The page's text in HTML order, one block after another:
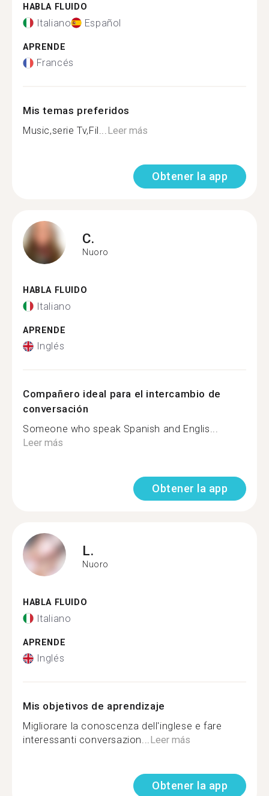
HABLA FLUIDO
Italiano Español
APRENDE
Francés
Mis temas preferidos
Music,serie Tv,Fil...Leer más
Obtener la app
C.
Nuoro
HABLA FLUIDO
Italiano
APRENDE
Inglés
Compañero ideal para el intercambio de
conversación
Someone who speak Spanish and Englis...
Leer más
Obtener la app
L.
Nuoro
HABLA FLUIDO
Italiano
APRENDE
Inglés
Mis objetivos de aprendizaje
Migliorare la conoscenza dell'inglese e fare
interessanti conversazion...Leer más
Obtener la app